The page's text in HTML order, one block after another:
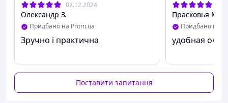
02.12.2024
Олександр З.
Придбано на Prom.ua
Зручно і практична
Прасковья М.
Придбано на
удобная
Поставити запитання